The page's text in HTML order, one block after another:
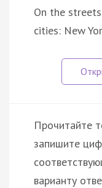
On the
cities: New
Прочитайте
запишите
варианту